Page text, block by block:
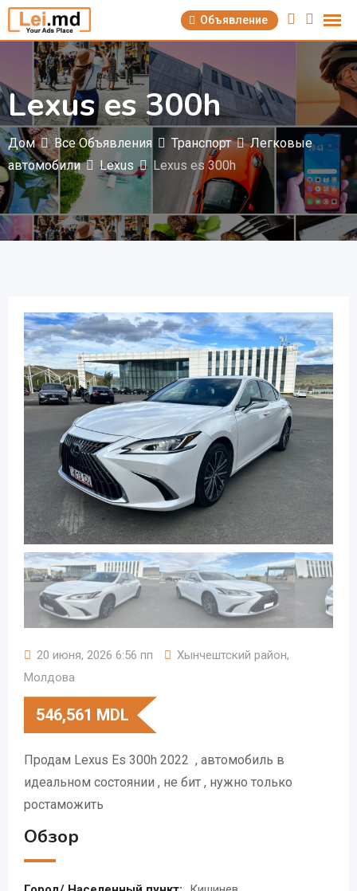
Перейти
содержимому
Объявление
Lexus es 300h
Дом Все Объявления Транспорт
Легковые
автомобили
Lexus Lexus es 300h
20 июня, 2026 6:56 пп Хынчештский район,
Молдова
546,561 MDL
Продам Lexus Es 300h 2022 , автомобиль в
идеальном состоянии , не бит , нужно только
ростаможить
Обзор